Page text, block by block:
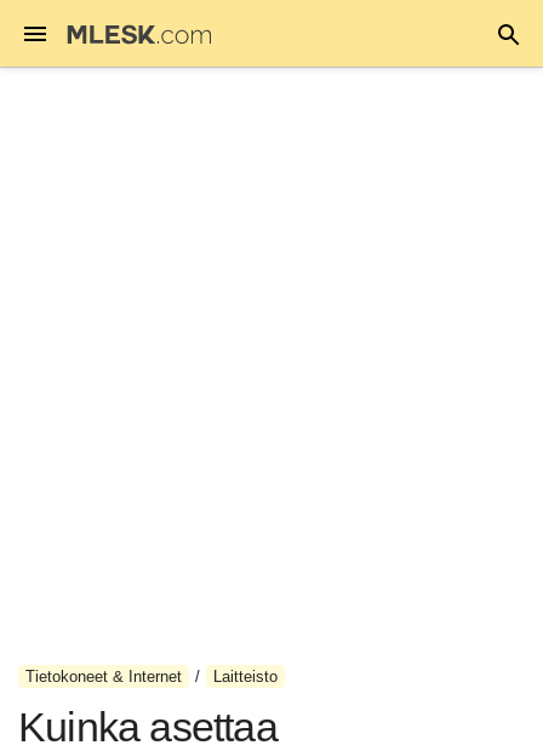
Tietokoneet & Internet Laitteisto
Kuinka asettaa